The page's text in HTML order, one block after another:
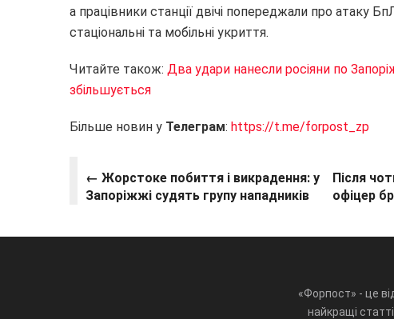
а працівники станції двічі попереджали про атаку
стаціональні та мобільні укриття.
Читайте також: Два удари нанесли росіяни по
збільшується
Більше новин у Телеграм: https://t.me/forpost_zp
← Жорстоке побиття і викрадення: у
Запоріжжі судять групу нападників
Після
офіцер
«Форпост» - це
найкращі